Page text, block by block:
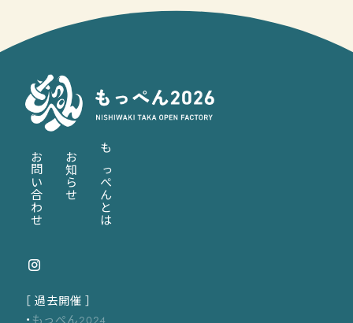
もっぺんとは
お知らせ
お問い合わせ
［ 過去開催 ］
もっぺん2024